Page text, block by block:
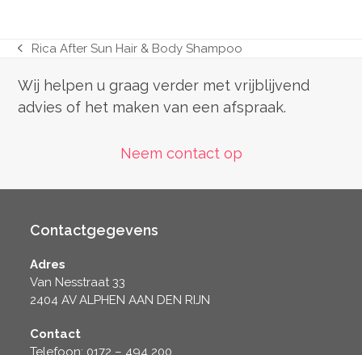
previous
Rica After Sun Hair & Body Shampoo
Wij helpen u graag verder met vrijblijvend
advies of het maken van een afspraak.
Neem contact op
Contactgegevens
Adres
Van Nesstraat 33
2404 AV ALPHEN AAN DEN RIJN
Contact